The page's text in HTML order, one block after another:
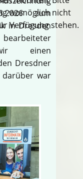
zum
in Dresden
einen
Dresdner
war
womöglich nicht
Verfügung stehen.